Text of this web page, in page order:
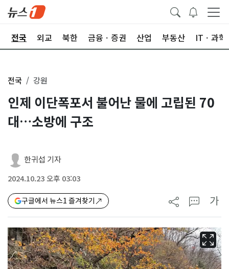
전국 외교 북한 금융ㆍ증권 산업 부동산 ITㆍ과학
전국 강원
인제 이단폭포서 불어난 물에 고립된 70
대…소방에 구조
한귀섭 기자
2024.10.23 오후 03:03
구글에서 뉴스1 즐겨찾기 가